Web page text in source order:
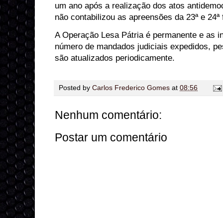
um ano após a realização dos atos
não contabilizou as apreensões da 23ª e 24ª
A Operação Lesa Pátria é permanente e as
número de mandados judiciais expedidos,
são atualizados periodicamente.
Posted by Carlos Frederico Gomes at 08:56
Nenhum comentário:
Postar um comentário